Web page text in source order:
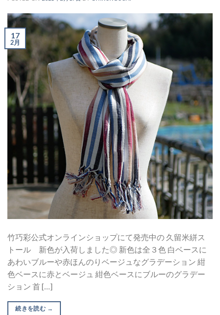
17
2月
竹巧彩公式オンラインショップにて発売中の 久留米絣ス
トール 新色が入荷しました◎ 新色は全３色 白ベースに
あわいブルーや赤ほんのりベージュなグラデーション 紺
色ベースに赤とベージュ 紺色ベースにブルーのグラデー
ション 首 […]
続きを読む →